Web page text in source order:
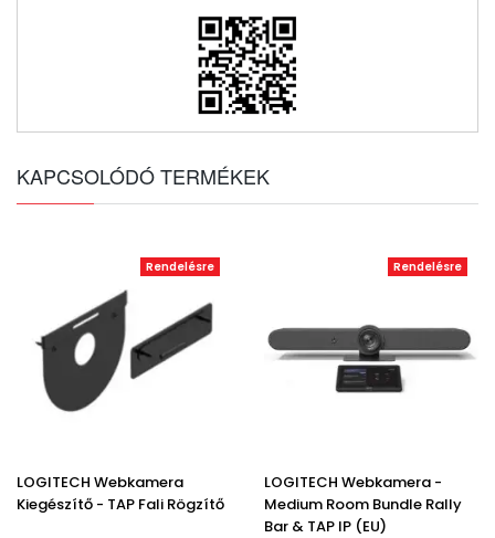
KAPCSOLÓDÓ TERMÉKEK
Rendelésre
LOGITECH Webkamera
Kiegészítő - TAP Fali Rögzítő
Rendelésre
LOGITECH Webkamera -
Medium Room Bundle Rally
Bar & TAP IP (EU)